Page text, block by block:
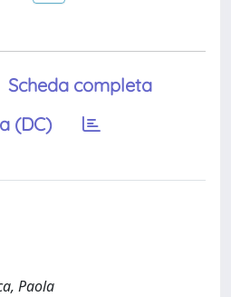
Scheda completa
(DC)
Paola